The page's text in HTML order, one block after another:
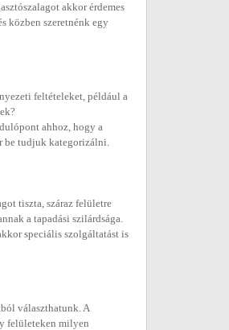
akkor érdemes
közben szeretnénk egy
feltételeket, például a
ahhoz, hogy a
be tudjuk kategorizálni.
tiszta, száraz felületre
a tapadási szilárdsága.
speciális szolgáltatást is
választhatunk. A
felületeken milyen